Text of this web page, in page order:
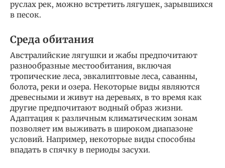
руслах рек, можно встретить лягушек, зарывшихся
в песок.
Среда обитания
Австралийские лягушки и жабы предпочитают
разнообразные местообитания, включая
тропические леса, эвкалиптовые леса, саванны,
болота, реки и озера. Некоторые виды являются
древесными и живут на деревьях, в то время как
другие предпочитают водный образ жизни.
Адаптация к различным климатическим зонам
позволяет им выживать в широком диапазоне
условий. Например, некоторые виды способны
впадать в спячку в периоды засухи.